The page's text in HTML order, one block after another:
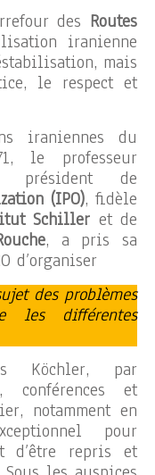
des Routes
iranienne
mais
le respect et
iraniennes du
le professeur
président de
(IPO), fidèle
Schiller et de
, a pris sa
d’organiser
des problèmes
les différentes
Köchler, par
conférences et
notamment en
pour
d’être repris et